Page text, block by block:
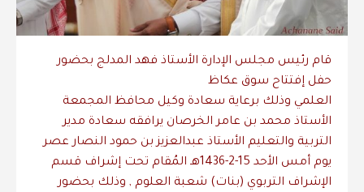
قام رئيس مجلس الإدارة الأستاذ فهد المدلج بحضور
حفل إفتتاح سوق عكاظ
العلمي وذلك برعاية سعادة وكيل محافظ المجمعة
الأستاذ محمد بن عامر الخرصان يرافقه سعادة مدير
التربية والتعليم الأستاذ عبدالعزيز بن حمود النصار عصر
يوم أمس الأحد 15-2-1436هـ المُقام تحت إشراف قسم
الإشراف التربوي (بنات) شعبة العلوم , وذلك بحضور